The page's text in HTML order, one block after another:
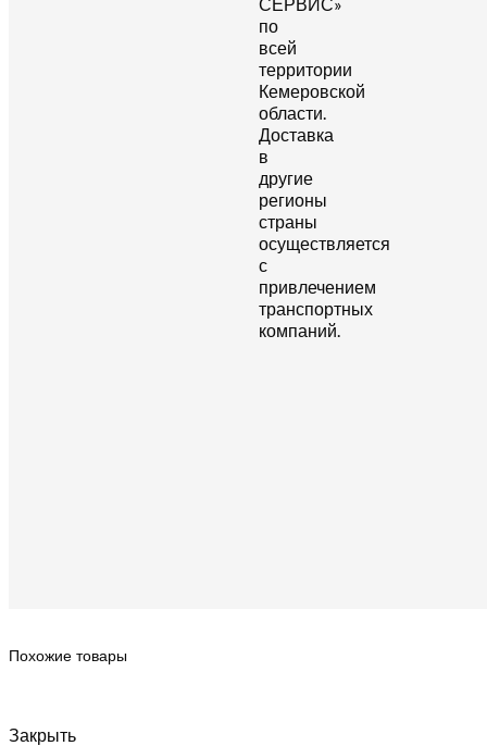
по
всей
территории
Кемеровской
области.
Доставка
в
другие
регионы
страны
осуществляется
с
привлечением
транспортных
компаний.
Похожие товары
Закрыть